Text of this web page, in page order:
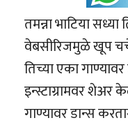
तमन्ना भाटिया सध्या
वेबसीरिजमुळे खूप
तिच्या एका
इन्स्टाग्रामवर शेअर
गाण्यावर डान्स